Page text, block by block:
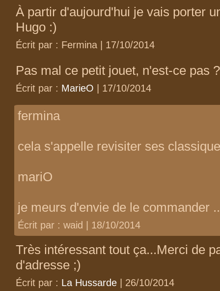
À partir d'aujourd'hui je vais porter
Hugo :)
Écrit par : Fermina | 17/10/2014
Pas mal ce petit jouet, n'est-ce pas ?
Écrit par : MarieO | 17/10/2014
fermina
cela s'appelle revisiter ses
mariO
je meurs d'envie de le commander
Écrit par : waid | 18/10/2014
Très intéressant tout ça...Merci de
d'adresse ;)
Écrit par : La Hussarde | 26/10/2014